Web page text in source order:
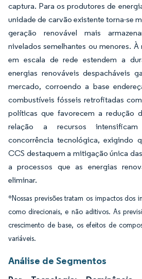
captura. Para os produtores de
unidade de carvão existente torna-se
geração renovável mais
nivelados semelhantes ou menores.
em escala de rede estendem a
energias renováveis despacháveis
mercado, corroendo a base
combustíveis fósseis retrofitadas
políticas que favorecem a redução
relação a recursos
concorrência tecnológica, exigindo
CCS destaquem a mitigação única
a processos que as energias
eliminar.
*Nossas previsões tratam os impactos dos
como direcionais, e não aditivos. As
crescimento de base, os efeitos de
variáveis.
Análise de Segmentos